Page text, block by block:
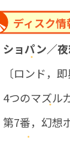
ディスク情
ショパン／
〔ロンド，
4つのマズル
第7番，幻想